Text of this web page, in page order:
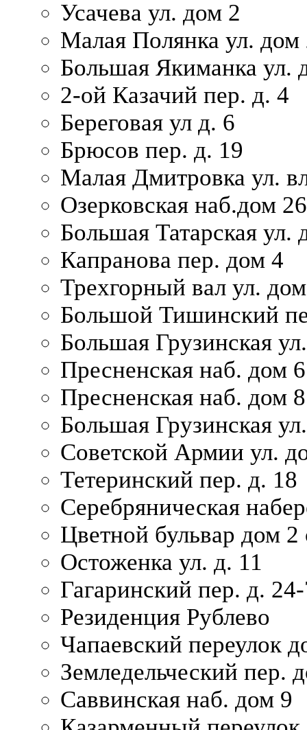
Усачева ул. дом 2
Малая Полянка ул. дом
Большая Якиманка ул.
2-ой Казачий пер. д. 4
Береговая ул д. 6
Брюсов пер. д. 19
Малая Дмитровка ул.
Озерковская наб.дом 26
Большая Татарская ул.
Капранова пер. дом 4
Трехгорный вал ул.
Большой Тишинский
Большая Грузинская
Пресненская наб. дом
Пресненская наб. дом 8
Большая Грузинская
Советской Армии ул.
Тетеринский пер. д. 18
Серебряническая
Цветной бульвар дом 2
Остоженка ул. д. 11
Гагаринский пер. д.
Резиденция Рублево
Чапаевский переулок
Земледельческий пер.
Саввинская наб. дом 9